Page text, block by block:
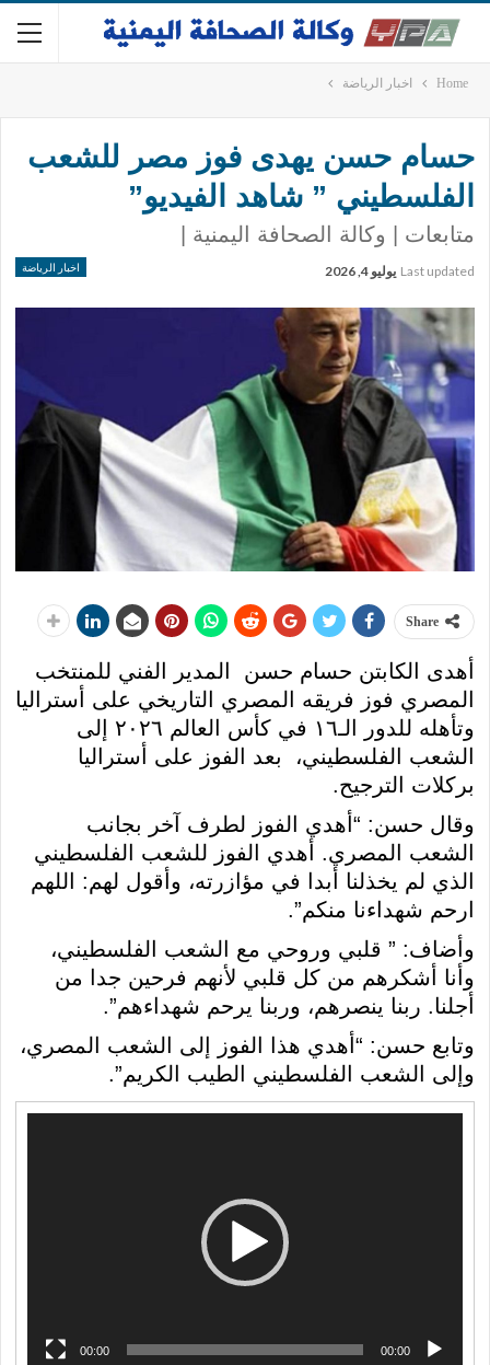
Home اخبار الرياضة
حسام حسن يهدى فوز مصر للشعب
الفلسطيني ” شاهد الفيديو”
متابعات | وكالة الصحافة اليمنية |
اخبار الرياضة Last updated يوليو 4, 2026
Share
أهدى الكابتن حسام حسن المدير الفني للمنتخب
المصري فوز فريقه المصري التاريخي على أستراليا
وتأهله للدور الـ١٦ في كأس العالم ٢٠٢٦ إلى
الشعب الفلسطيني، بعد الفوز على أستراليا
بركلات الترجيح.
وقال حسن: “أهدي الفوز لطرف آخر بجانب
الشعب المصري. أهدي الفوز للشعب الفلسطيني
الذي لم يخذلنا أبدا في مؤازرته، وأقول لهم: اللهم
ارحم شهداءنا منكم”.
وأضاف: ” قلبي وروحي مع الشعب الفلسطيني،
وأنا أشكرهم من كل قلبي لأنهم فرحين جدا من
أجلنا. ربنا ينصرهم، وربنا يرحم شهداءهم”.
وتابع حسن: “أهدي هذا الفوز إلى الشعب المصري،
وإلى الشعب الفلسطيني الطيب الكريم”.
00:00
00:00